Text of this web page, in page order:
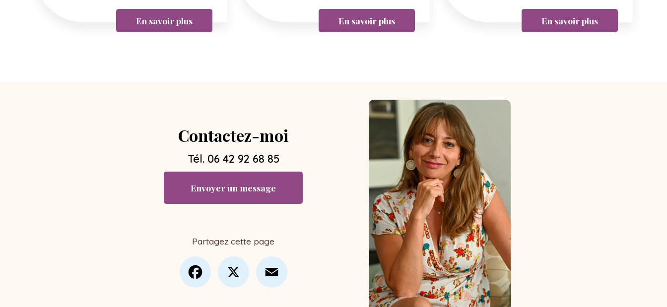
En savoir plus En savoir plus En savoir plus
Contactez-moi
Tél. 06 42 92 68 85
Envoyer un message
Partagez cette page
Facebook